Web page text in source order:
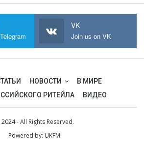
VK
Join us on VK
НОВОСТИ
В МИРЕ
РИТЕЙЛА
ВИДЕО
- All Rights Reserved.
Powered by: UKFM